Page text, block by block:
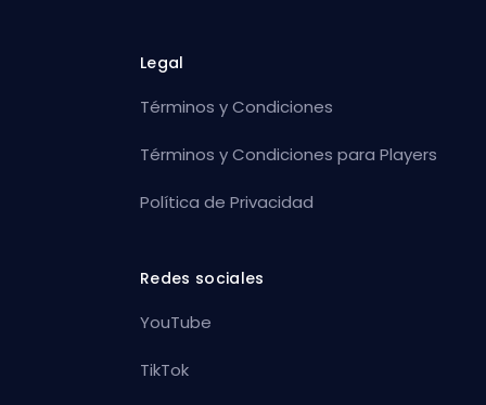
Legal
Términos y Condiciones
Términos y Condiciones para Players
Política de Privacidad
Redes sociales
YouTube
TikTok